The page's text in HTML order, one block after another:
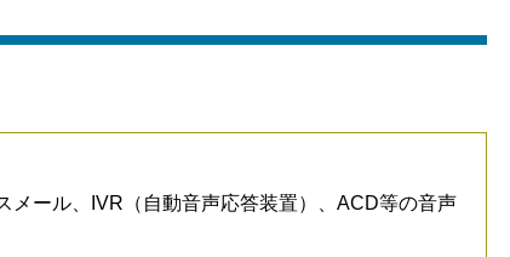
メール、IVR（自動音声応答装置）、ACD等の音声